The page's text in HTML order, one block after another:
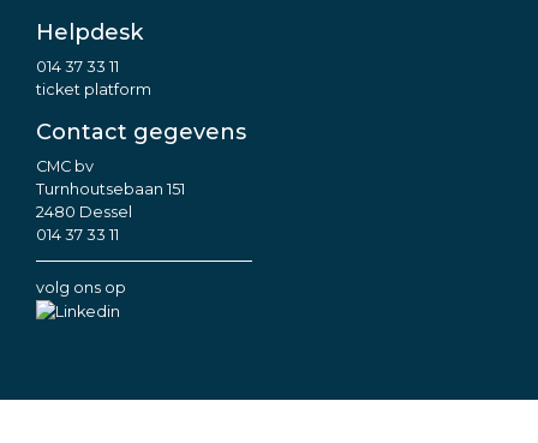
Helpdesk
014 37 33 11
ticket platform
Contact gegevens
CMC bv
Turnhoutsebaan 151
2480 Dessel
014 37 33 11
volg ons op